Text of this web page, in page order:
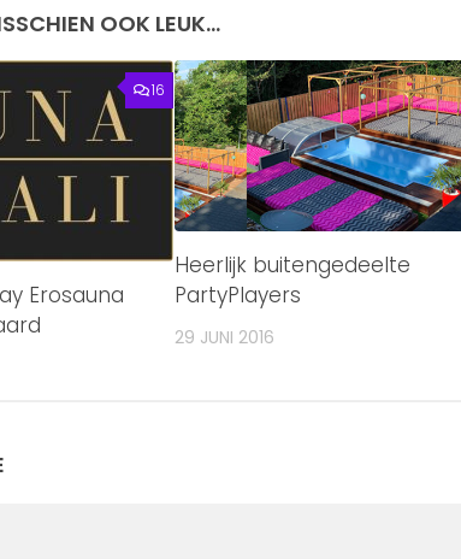
OOK LEUK...
16
Erosauna
Heerlijk buitengedeelte
PartyPlayers
29 JUNI 2016